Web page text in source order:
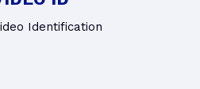
Identification